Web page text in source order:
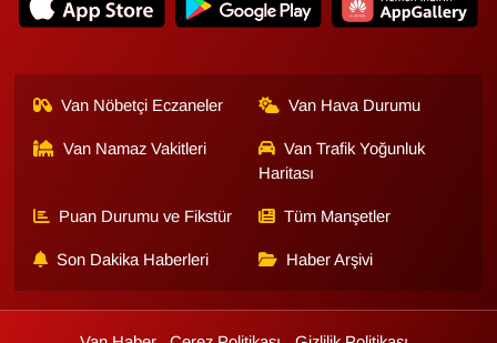
Van Nöbetçi Eczaneler Van Hava Durumu
Van Namaz Vakitleri
Van Trafik Yoğunluk
Haritası
Puan Durumu ve Fikstür Tüm Manşetler
Son Dakika Haberleri Haber Arşivi